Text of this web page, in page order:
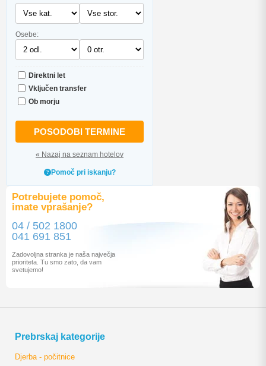
Osebe:
Direktni let
Vključen transfer
Ob morju
POSODOBI TERMINE
« Nazaj na seznam hotelov
Pomoč pri iskanju?
Potrebujete pomoč,
imate vprašanje?
04 / 502 1800
041 691 851
Zadovoljna stranka je naša največja
prioriteta. Tu smo zato, da vam
svetujemo!
Prebrskaj kategorije
Djerba - počitnice